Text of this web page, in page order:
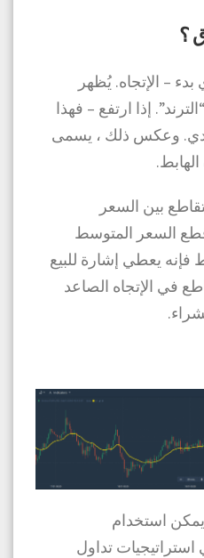
– الإتجاه. يُظهر
إذا ارتفع – فهذا
وعكس ذلك ، يسمى
الهابط.
بين السعر
السعر المتوسط
فإنه يعطي إشارة للبيع
في الإتجاه الصاعد
استخدام
تداول